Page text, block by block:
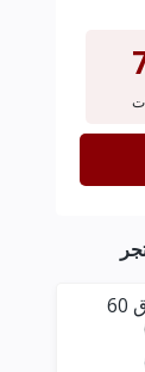
غسالة اطباق 60